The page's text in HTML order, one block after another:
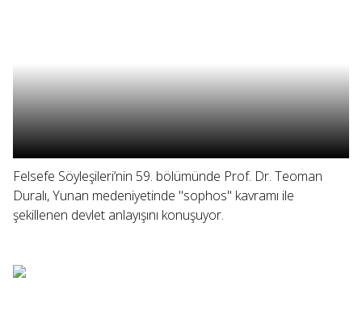
Felsefe Söyleşileri’nin 59. bölümünde Prof. Dr. Teoman
Duralı, Yunan medeniyetinde "sophos" kavramı ile
şekillenen devlet anlayışını konuşuyor.